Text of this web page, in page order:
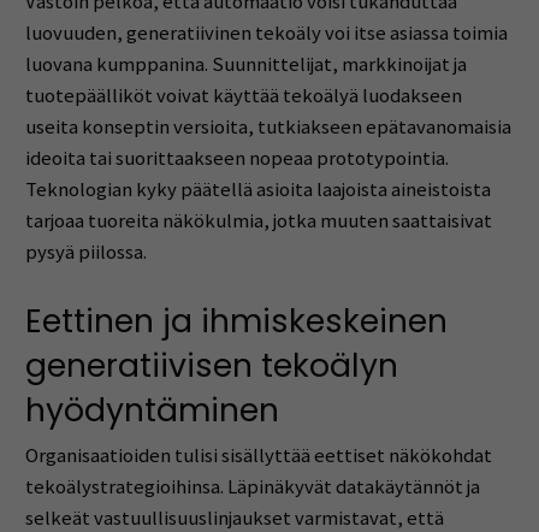
luovuuden, generatiivinen tekoäly voi itse asiassa toimia
luovana kumppanina. Suunnittelijat, markkinoijat ja
tuotepäälliköt voivat käyttää tekoälyä luodakseen
useita konseptin versioita, tutkiakseen epätavanomaisia
ideoita tai suorittaakseen nopeaa prototypointia.
Teknologian kyky päätellä asioita laajoista aineistoista
tarjoaa tuoreita näkökulmia, jotka muuten saattaisivat
pysyä piilossa.
Eettinen ja ihmiskeskeinen
generatiivisen tekoälyn
hyödyntäminen
Organisaatioiden tulisi sisällyttää eettiset näkökohdat
tekoälystrategioihinsa. Läpinäkyvät datakäytännöt ja
selkeät vastuullisuuslinjaukset varmistavat, että